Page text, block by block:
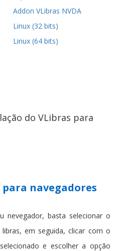
Addon VLibras NVDA
Linux (32 bits)
Linux (64 bits)
do VLibras para
navegadores
nevegador, basta selecionar o
em seguida, clicar com o
e escolher a opção